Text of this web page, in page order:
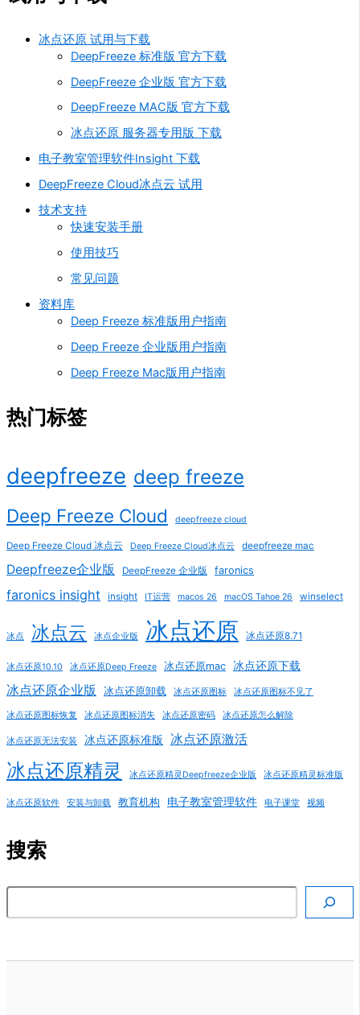
冰点还原 试用与下载
DeepFreeze 标准版 官方下载
DeepFreeze 企业版 官方下载
DeepFreeze MAC版 官方下载
冰点还原 服务器专用版 下载
电子教室管理软件Insight 下载
DeepFreeze Cloud冰点云 试用
技术支持
快速安装手册
使用技巧
常见问题
资料库
Deep Freeze 标准版用户指南
Deep Freeze 企业版用户指南
Deep Freeze Mac版用户指南
热门标签
deepfreeze deep freeze
Deep Freeze Cloud deepfreeze cloud
Deep Freeze Cloud 冰点云 Deep Freeze Cloud冰点云 deepfreeze mac
Deepfreeze企业版 DeepFreeze 企业版 faronics
faronics insight insight IT运营 macos 26 macOS Tahoe 26 winselect
冰点 冰点云 冰点企业版 冰点还原 冰点还原8.71
冰点还原10.10 冰点还原Deep Freeze 冰点还原mac 冰点还原下载
冰点还原企业版 冰点还原卸载 冰点还原图标 冰点还原图标不见了
冰点还原图标恢复 冰点还原图标消失 冰点还原密码 冰点还原怎么解除
冰点还原无法安装 冰点还原标准版 冰点还原激活
冰点还原精灵 冰点还原精灵Deepfreeze企业版 冰点还原精灵标准版
冰点还原软件 安装与卸载 教育机构 电子教室管理软件 电子课堂 视频
搜索
搜索